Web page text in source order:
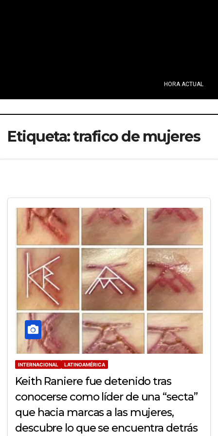
HORA ACTUAL
Etiqueta:trafico de mujeres
INTERNACIONAL LATINOAMÉRICA
Keith Raniere fue detenido tras
conocerse como líder de una “secta”
que hacia marcas a las mujeres,
descubre lo que se encuentra detrás